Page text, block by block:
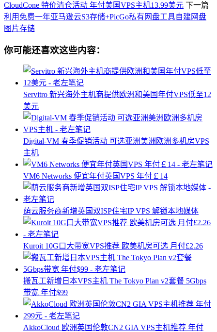
CloudCone 特价清仓活动 年付美国VPS主机13.99美元 下一篇
利用免费一年亚马逊云S3存储+PicGo私有网盘工具自建网盘
图片存储
你可能还喜欢这些内容：
Servitro 新兴海外主机商提供欧洲和美国年付VPS低至12
美元
Digital-VM 春季促销活动 可选亚洲美洲欧洲多机房VPS
主机
VM6 Networks 便宜年付英国VPS 年付￡14
荫云服务商新增英国双ISP住宅IP VPS 解锁本地媒体
Kuroit 10G口大带宽VPS推荐 欧美机房可选 月付£2.26
搬瓦工新增日本VPS主机 The Tokyo Plan v2套餐 5Gbps
带宽 年付$99
AkkoCloud 欧洲英国伦敦CN2 GIA VPS主机推荐 年付